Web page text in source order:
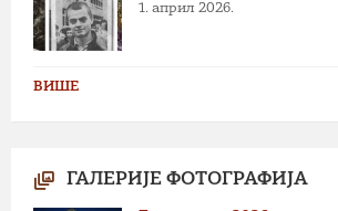
1. април 2026.
ВИШЕ
ГАЛЕРИЈЕ ФОТОГРАФИЈА